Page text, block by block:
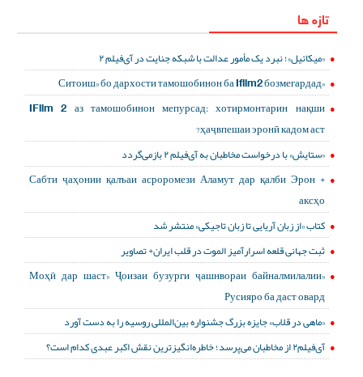
تازه ها
«میکائیل»؛ نبرد یک مأمور عدالت با شبکه جنایت در آی‌فیلم ۲
«Ситоиш» бо дархости тамошобинон ба Ifilm2 бозмегардад
IFilm 2 аз тамошобинон мепурсад: хотирмонтарин нақши
ҳаҷвпешаи эронӣ кадом аст?
«ستایش» با درخواست مخاطبان به آی‌فیلم ۲ بازمی‌گردد
Сабти ҷаҳонии қалъаи асроромези Аламут дар қалби Эрон +
аксҳо
کتاب «از زبان آریایی تا زبان تاجیکی» منتشر شد
ثبت جهانی قلعه اسرارآمیز الموت در قلب ایران+ تصاویر
«Моҳӣ дар шаст» Ҷоизаи бузурги ҷашнвораи байналмилалии
Русияро ба даст овард
«ماهی در قلاب» جایزه بزرگ جشنواره بین‌المللی روسیه را به دست آورد
آی‌فیلم۲ از مخاطبان می‌پرسد؛ خاطره‌انگیزترین نقش اکبر عبدی کدام است؟